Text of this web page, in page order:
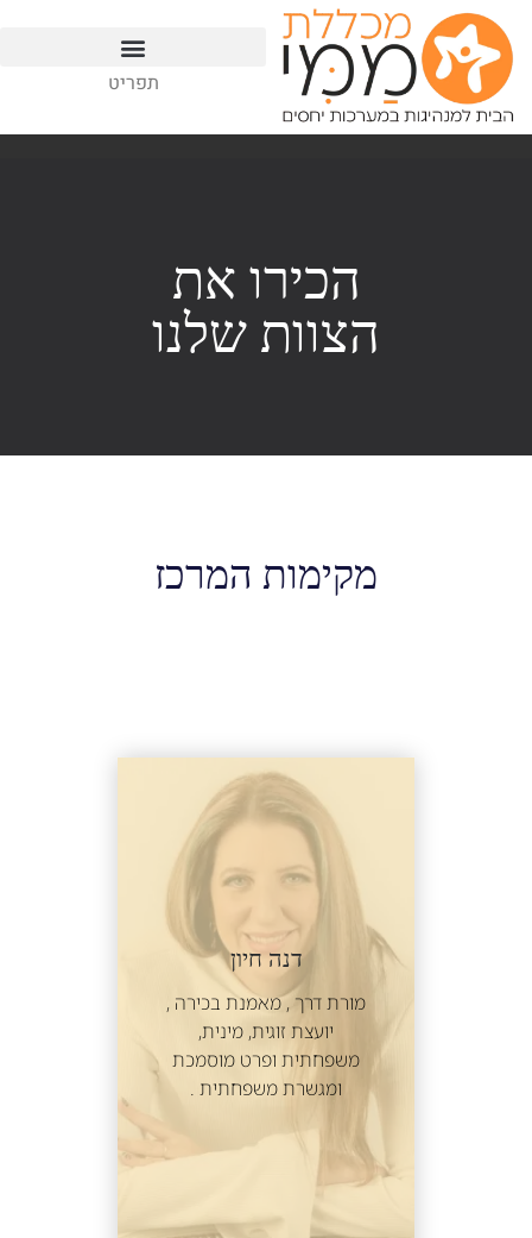
תפריט
הכירו את
הצוות שלנו
מקימות המרכז
דנה חיון
מורת דרך , מאמנת בכירה ,
יועצת זוגית, מינית,
משפחתית ופרט מוסמכת
ומגשרת משפחתית .